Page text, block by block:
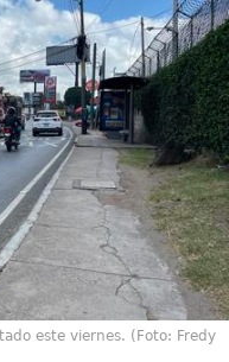
este viernes. (Foto: Fredy